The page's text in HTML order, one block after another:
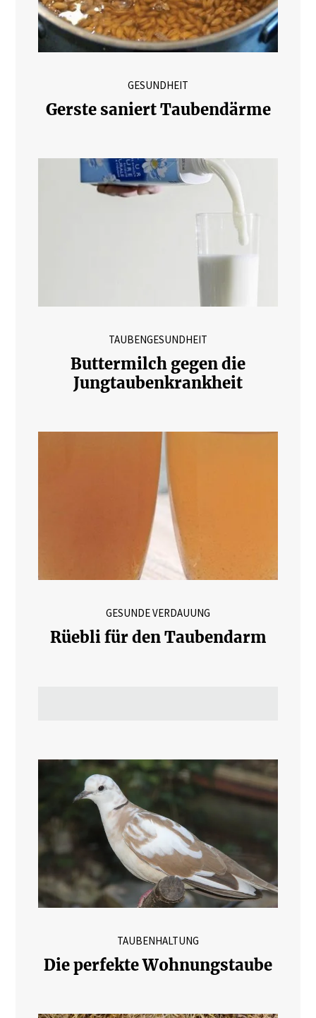
GESUNDHEIT
Gerste saniert Taubendärme
TAUBENGESUNDHEIT
Buttermilch gegen die
Jungtaubenkrankheit
GESUNDE VERDAUUNG
Rüebli für den Taubendarm
TAUBENHALTUNG
Die perfekte Wohnungstaube